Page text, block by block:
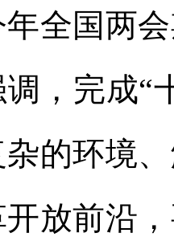
国两会
，完成“
杂的环境
放前沿